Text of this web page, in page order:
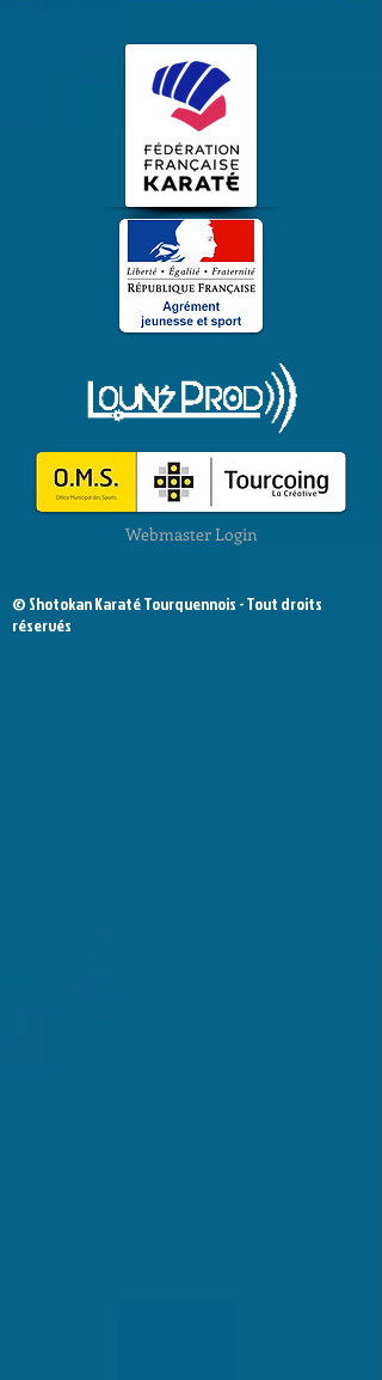
Webmaster Login
© Shotokan Karaté Tourquennois - Tout droits
réservés